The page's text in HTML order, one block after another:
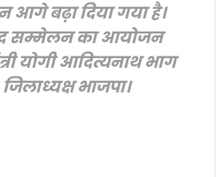
आगे बढ़ा दिया गया है।
सम्मेलन का आयोजन
योगी आदित्यनाथ भाग
भाजपा।